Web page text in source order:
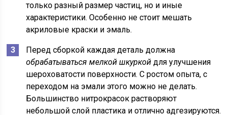
только разный размер частиц, но и иные
характеристики. Особенно не стоит мешать
акриловые краски и эмаль.
Перед сборкой каждая деталь должна
обрабатываться мелкой шкуркой для улучшения
шероховатости поверхности. С ростом опыта, с
переходом на эмали этого можно не делать.
Большинство нитрокрасок растворяют
небольшой слой пластика и отлично адгезируются.